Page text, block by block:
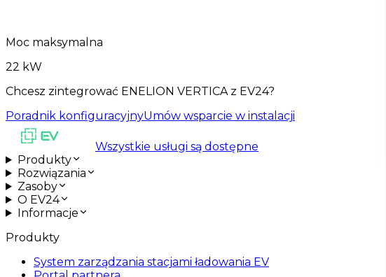
Moc maksymalna
22 kW
Chcesz zintegrować ENELION VERTICA z EV24?
Poradnik konfiguracyjnyUmów wsparcie w instalacji
Wszystkie usługi są dostępne
Produkty
Rozwiązania
Zasoby
O EV24
Informacje
Produkty
System zarządzania stacjami ładowania EV